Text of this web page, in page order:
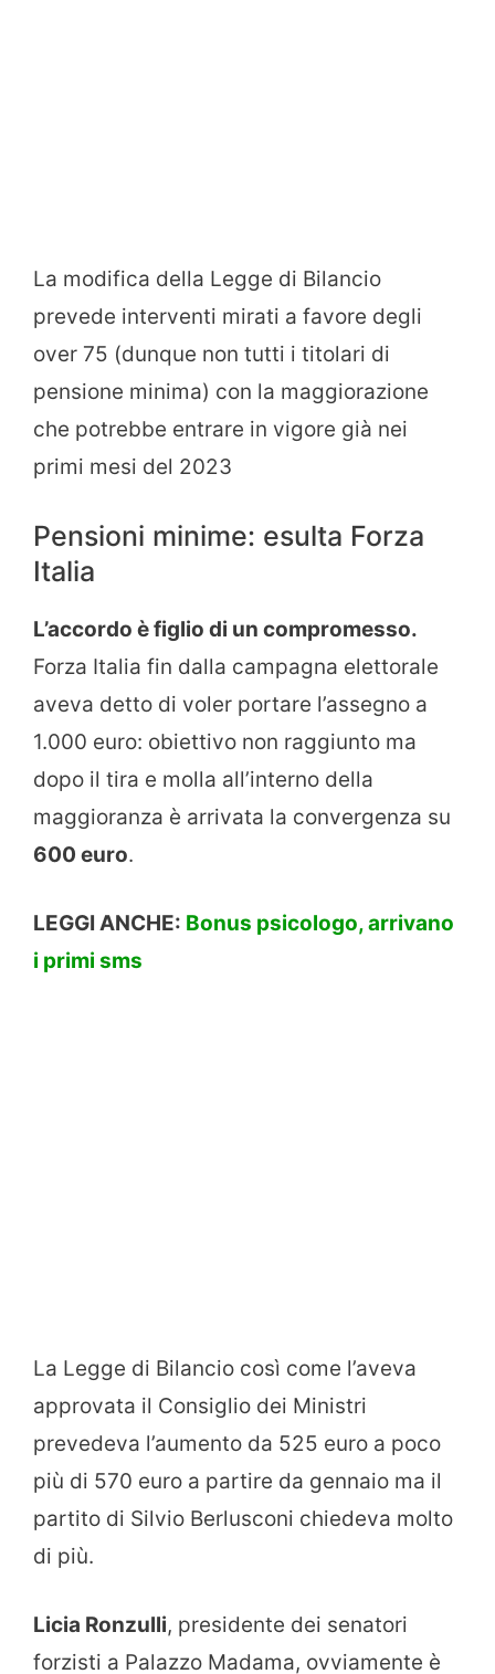
La modifica della Legge di Bilancio
prevede interventi mirati a favore degli
over 75 (dunque non tutti i titolari di
pensione minima) con la maggiorazione
che potrebbe entrare in vigore già nei
primi mesi del 2023
Pensioni minime: esulta Forza
Italia
L’accordo è figlio di un compromesso.
Forza Italia fin dalla campagna elettorale
aveva detto di voler portare l’assegno a
1.000 euro: obiettivo non raggiunto ma
dopo il tira e molla all’interno della
maggioranza è arrivata la convergenza su
600 euro.
LEGGI ANCHE: Bonus psicologo, arrivano
i primi sms
La Legge di Bilancio così come l’aveva
approvata il Consiglio dei Ministri
prevedeva l’aumento da 525 euro a poco
più di 570 euro a partire da gennaio ma il
partito di Silvio Berlusconi chiedeva molto
di più.
Licia Ronzulli, presidente dei senatori
forzisti a Palazzo Madama, ovviamente è